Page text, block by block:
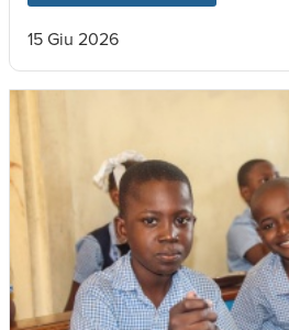
15 Giu 2026